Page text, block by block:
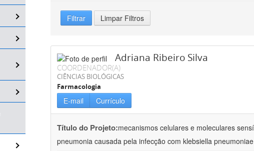
Filtrar Limpar Filtros
Adriana Ribeiro Silva
COORDENADOR(A)
CIÊNCIAS BIOLÓGICAS
Farmacologia
E-mail Currículo
Título do Projeto:mecanismos celulares e moleculares
pneumonia causada pela infecção com klebsiella